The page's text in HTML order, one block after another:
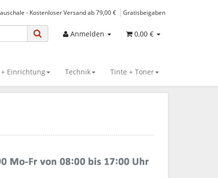
- Kostenloser Versand ab 79,00 € Gratisbeigaben
Anmelden 0,00 €
Einrichtung Technik Tinte + Toner